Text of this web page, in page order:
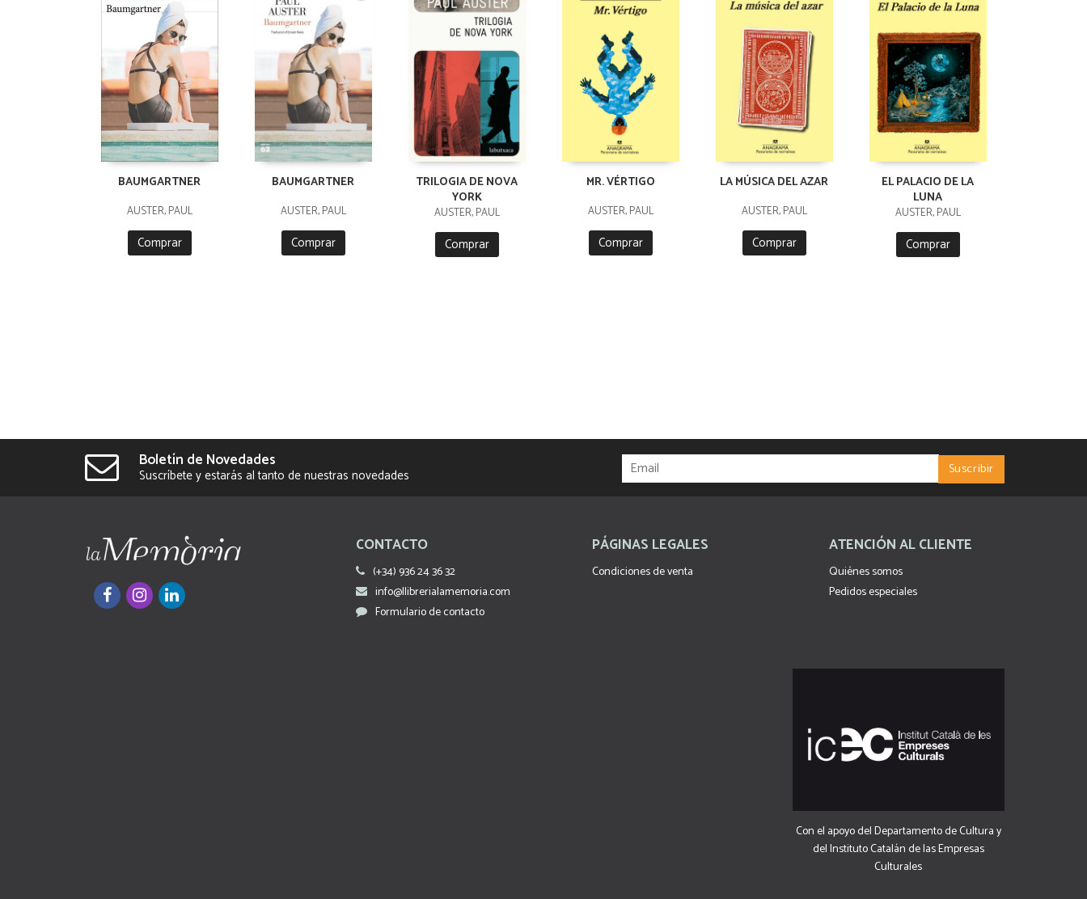
BAUMGARTNER
AUSTER, PAUL
Comprar
BAUMGARTNER
AUSTER, PAUL
Comprar
TRILOGIA DE NOVA
YORK
AUSTER, PAUL
Comprar
MR. VÉRTIGO
AUSTER, PAUL
Comprar
LA MÚSICA DEL AZAR
AUSTER, PAUL
Comprar
EL PALACIO DE LA
LUNA
AUSTER, PAUL
Comprar
Boletín de Novedades
Suscríbete y estarás al tanto de nuestras novedades
CONTACTO
(+34) 936 24 36 32
info@llibrerialamemoria.com
Formulario de contacto
PÁGINAS LEGALES
Condiciones de venta
ATENCIÓN AL CLIENTE
Quiénes somos
Pedidos especiales
Con el apoyo del Departamento de Cultura y
del Instituto Catalán de las Empresas
Culturales